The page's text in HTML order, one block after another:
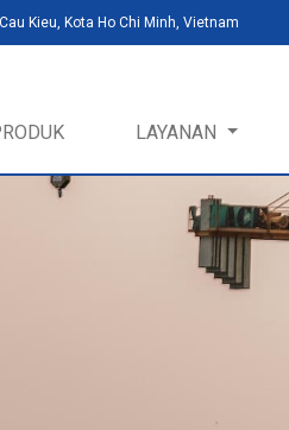
Kieu, Kota Ho Chi Minh, Vietnam
LAYANAN